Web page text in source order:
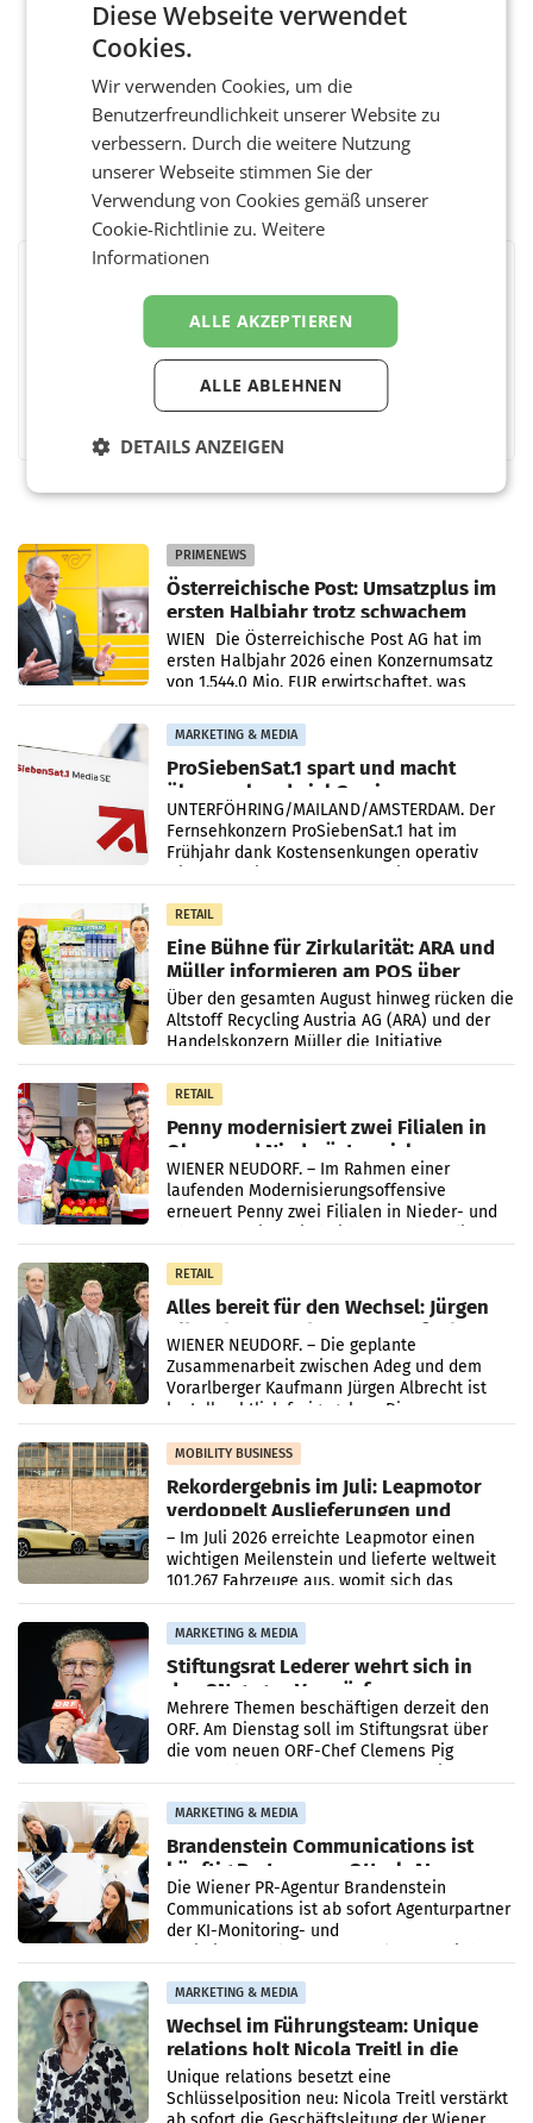
Twitter
PRIMENEWS
Österreichische Post: Umsatzplus im
ersten Halbjahr trotz schwachem
Briefgeschäft
WIEN Die Österreichische Post AG hat im
ersten Halbjahr 2026 einen Konzernumsatz
von 1.544,0 Mio. EUR erwirtschaftet, was
einem Plus von 3,8 Prozent gegenüber dem
Vergleichszeitraum
MARKETING & MEDIA
ProSiebenSat.1 spart und macht
überraschend viel Gewinn
UNTERFÖHRING/MAILAND/AMSTERDAM. Der
Fernsehkonzern ProSiebenSat.1 hat im
Frühjahr dank Kostensenkungen operativ
RETAIL
Eine Bühne für Zirkularität: ARA und
Müller informieren am POS über
Kreislauffähigkeit
Über den gesamten August hinweg rücken die
Altstoff Recycling Austria AG (ARA) und der
Handelskonzern Müller die Initiative
„Kreislauf-Helden“ in allen österreichischen
Müller-Filialen
RETAIL
Penny modernisiert zwei Filialen in
Ober- und Niederösterreich
WIENER NEUDORF. – Im Rahmen einer
laufenden Modernisierungsoffensive
erneuert Penny zwei Filialen in Nieder- und
RETAIL
Alles bereit für den Wechsel: Jürgen
Albrecht setzt ab 1.1.2027 auf Adeg
WIENER NEUDORF. – Die geplante
Zusammenarbeit zwischen Adeg und dem
Vorarlberger Kaufmann Jürgen Albrecht ist
kartellrechtlich freigegeben: Die
Bundeswettbewerbsbehörde und der
Bundeskartellanwalt
MOBILITY BUSINESS
Rekordergebnis im Juli: Leapmotor
verdoppelt Auslieferungen und
überschreitet die 100.000er-Marke
– Im Juli 2026 erreichte Leapmotor einen
wichtigen Meilenstein und lieferte weltweit
101.267 Fahrzeuge aus, womit sich das
Ergebnis gegenüber Juli 2025 mehr als
verdoppelte (+102
MARKETING & MEDIA
Stiftungsrat Lederer wehrt sich in
den SN gegen Vorwürfe
Mehrere Themen beschäftigen derzeit den
ORF. Am Dienstag soll im Stiftungsrat über
die vom neuen ORF-Chef Clemens Pig
MARKETING & MEDIA
Brandenstein Communications ist
künftig Partner von OtterlyAI
Die Wiener PR-Agentur Brandenstein
Communications ist ab sofort Agenturpartner
der KI-Monitoring- und
MARKETING & MEDIA
Wechsel im Führungsteam: Unique
relations holt Nicola Treitl in die
Geschäftsleitung
Unique relations besetzt eine
Schlüsselposition neu: Nicola Treitl verstärkt
Diese Webseite verwendet
Cookies.
Wir verwenden Cookies, um die
Benutzerfreundlichkeit unserer Website zu
verbessern. Durch die weitere Nutzung
unserer Webseite stimmen Sie der
Verwendung von Cookies gemäß unserer
Cookie-Richtlinie zu.Weitere
Informationen
ALLE AKZEPTIEREN
ALLE ABLEHNEN
DETAILS ANZEIGEN